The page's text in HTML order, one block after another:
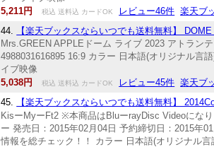
5,211円
税込 送料込 カードOK レビュー46件 楽天ブ
44.
【楽天ブックスならいつでも送料無料】
Mrs.GREEN APPLEドーム ライブ 2023 アトラン
4988031616895 16:9 カラー 日本語(オリジナル言
イブ映像
5,038円
税込 送料込 カードOK レビュー45件 楽天ブ
45.
【楽天ブックスならいつでも送料無料】
KisーMyーFt2 ※本商品はBluーrayDisc Videoにな
ー 発売日：2015年02月04日 予約締切日：2015年
情報を総チェック！！ カラー 日本語(オリジナル